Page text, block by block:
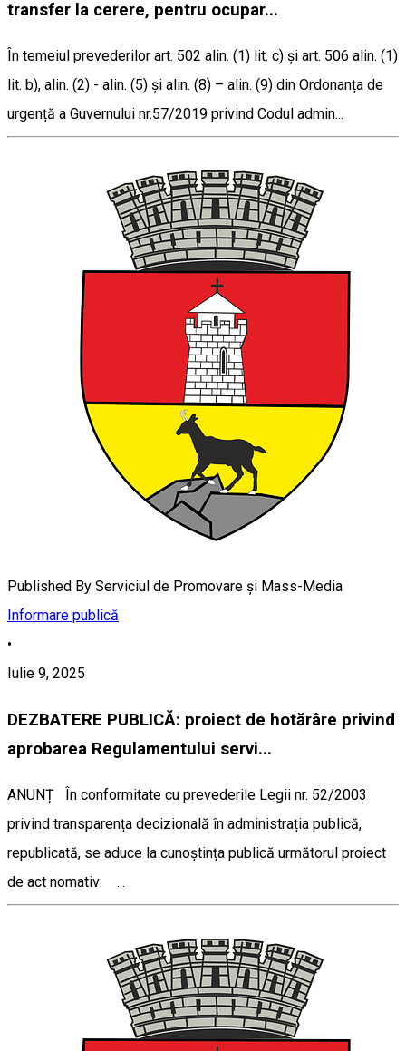
transfer la cerere, pentru ocupar...
În temeiul prevederilor art. 502 alin. (1) lit. c) și art. 506 alin. (1)
lit. b), alin. (2) - alin. (5) și alin. (8) – alin. (9) din Ordonanța de
urgență a Guvernului nr.57/2019 privind Codul admin...
Published By Serviciul de Promovare și Mass-Media
Informare publică
•
Iulie 9, 2025
DEZBATERE PUBLICĂ: proiect de hotărâre privind
aprobarea Regulamentului servi...
ANUNȚ În conformitate cu prevederile Legii nr. 52/2003
privind transparența decizională în administrația publică,
republicată, se aduce la cunoștința publică următorul proiect
de act nomativ: ...